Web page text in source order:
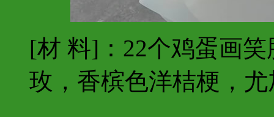
[材 料]：22个鸡蛋画笑
玫，香槟色洋桔梗，